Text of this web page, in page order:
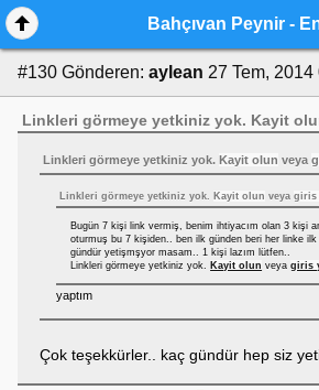
#130 Gönderen: aylean 27 Tem, 2014
Linkleri görmeye yetkiniz yok. Kayit
Linkleri görmeye yetkiniz yok. Kayit olun veya
Linkleri görmeye yetkiniz yok. Kayit olun veyagiris
Bugün 7 kişi link vermiş, benim ihtiyacım olan 3 kişi
oturmuş bu 7 kişiden.. ben ilk günden beri her linke ilk
gündür yetişmşyor masam.. 1 kişi lazım lütfen..
Linkleri görmeye yetkiniz yok.
Kayit olun veyagiris
yaptım
Çok teşekkürler.. kaç gündür hep siz